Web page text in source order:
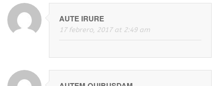
AUTE IRURE
17 febrero, 2017 at 2:49 am